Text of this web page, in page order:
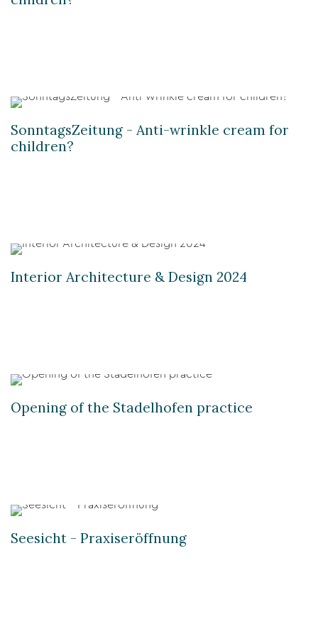
SonntagsZeitung - Anti-wrinkle cream for
children?
Interior Architecture & Design 2024
Opening of the Stadelhofen practice
Seesicht - Praxiseröffnung